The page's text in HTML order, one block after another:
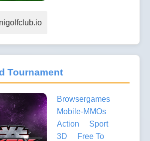
Tournament
Browsergames
Mobile-MMOs
Action
Sport
3D
Free To